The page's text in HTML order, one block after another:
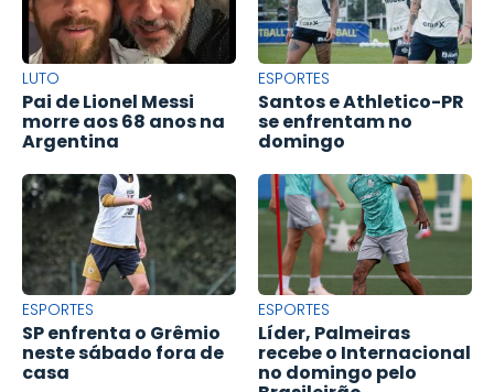
LUTO
Pai de Lionel Messi
morre aos 68 anos na
Argentina
ESPORTES
Santos e Athletico-PR
se enfrentam no
domingo
ESPORTES
SP enfrenta o Grêmio
neste sábado fora de
casa
ESPORTES
Líder, Palmeiras
recebe o Internacional
no domingo pelo